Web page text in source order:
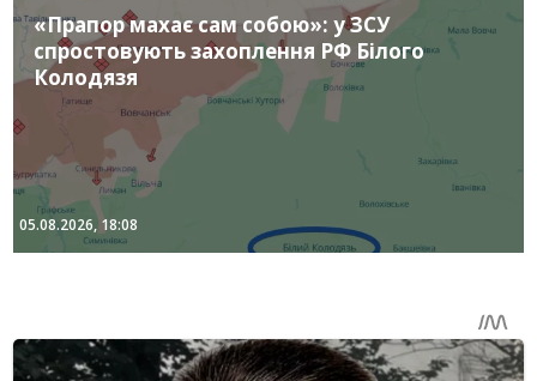
«Прапор махає сам собою»: у ЗСУ
спростовують захоплення РФ Білого
Колодязя
05.08.2026, 18:08